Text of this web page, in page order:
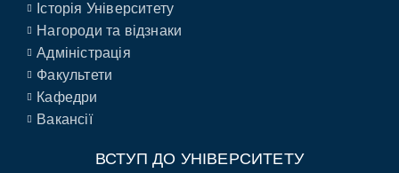
Історія Університету
Нагороди та відзнаки
Адміністрація
Факультети
Кафедри
Вакансії
ВСТУП ДО УНІВЕРСИТЕТУ